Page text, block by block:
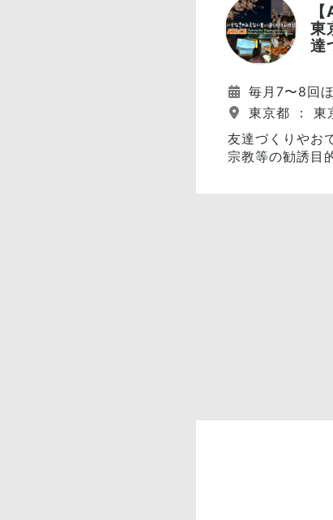
東
達
毎月7〜8回
東京都 ： 東
友達づくりやお
宗教等の勧誘目